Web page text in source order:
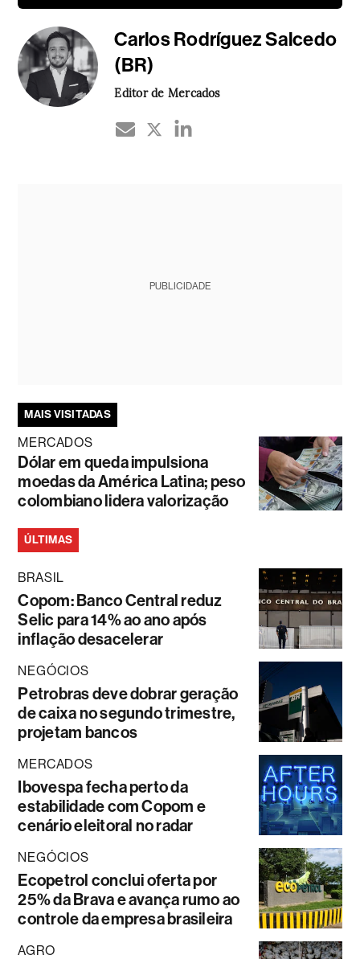
Carlos Rodríguez Salcedo
(BR)
Editor de Mercados
PUBLICIDADE
MAIS VISITADAS
MERCADOS
Dólar em queda impulsiona
moedas da América Latina; peso
colombiano lidera valorização
ÚLTIMAS
BRASIL
Copom: Banco Central reduz
Selic para 14% ao ano após
inflação desacelerar
NEGÓCIOS
Petrobras deve dobrar geração
de caixa no segundo trimestre,
projetam bancos
MERCADOS
Ibovespa fecha perto da
estabilidade com Copom e
cenário eleitoral no radar
NEGÓCIOS
Ecopetrol conclui oferta por
25% da Brava e avança rumo ao
controle da empresa brasileira
AGRO